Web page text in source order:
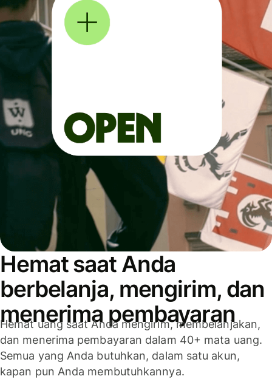
Hemat saat Anda
berbelanja, mengirim, dan
menerima pembayaran
Hemat uang saat Anda mengirim, membelanjakan,
dan menerima pembayaran dalam 40+ mata uang.
Semua yang Anda butuhkan, dalam satu akun,
kapan pun Anda membutuhkannya.